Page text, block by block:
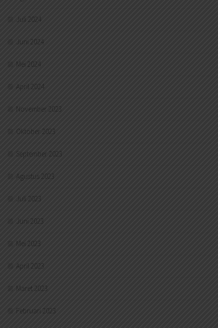
Juli 2024
Juni 2024
Mei 2024
April 2024
November 2023
Oktober 2023
September 2023
Agustus 2023
Juli 2023
Juni 2023
Mei 2023
April 2023
Maret 2023
Februari 2023